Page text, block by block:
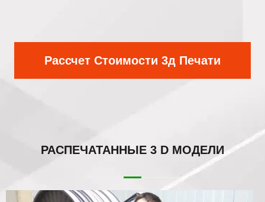
Рассчет Стоимости 3д Печати
РАСПЕЧАТАННЫЕ 3 D МОДЕЛИ